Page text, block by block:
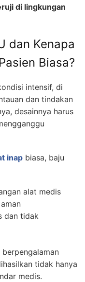
di lingkungan
dan Kenapa
Biasa?
intensif, di
dan tindakan
desainnya harus
inap biasa, baju
alat medis
dan tidak
tidak hanya
medis.